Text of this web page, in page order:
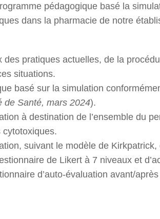
pédagogique basé la
dans la pharmacie de notre
pratiques actuelles, de la
situations.
basé sur la simulation
de Santé, mars 2024).
à destination de l’ensemble du
suivant le modèle de
de Likert à 7 niveaux et
d’auto-évaluation avant/